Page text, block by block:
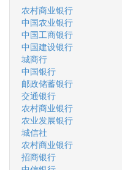
农村商业银行
中国农业银行
中国工商银行
中国建设银行
城商行
中国银行
邮政储蓄银行
交通银行
农村商业银行
农业发展银行
城信社
农村商业银行
招商银行